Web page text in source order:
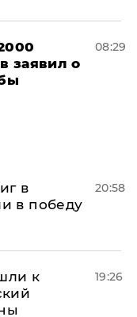
заявил о
08:29
в
в победу
20:58
к
19:26